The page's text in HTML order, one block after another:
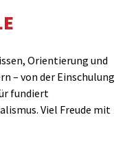
Orientierung und
– von der Einschulung
fundiert
Viel Freude mit